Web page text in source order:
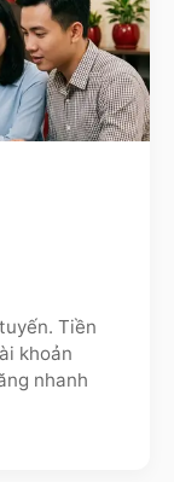
Tiền
khoản
nhanh